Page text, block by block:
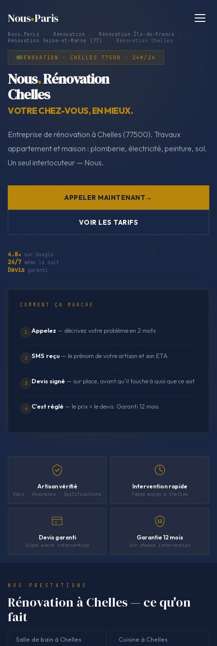
Nous Paris
Nous.Paris Rénovation Rénovation Île-de-France
Rénovation Seine-et-Marne (77)
Rénovation Chelles
RÉNOVATION · CHELLES 77500 · 24H/24
Nous.Rénovation
Chelles
VOTRE CHEZ-VOUS, EN MIEUX.
Entreprise de rénovation à Chelles (77500). Travaux
appartement et maison : plomberie, électricité, peinture, sol.
Un seul interlocuteur — Nous.
APPELER MAINTENANT
VOIR LES TARIFS
4.8★ sur Google
24/7 même la nuit
Devis garanti
COMMENT ÇA MARCHE
1 Appelez — décrivez votre problème en 2 mots
2 SMS reçu — le prénom de votre artisan et son ETA
3 Devis signé — sur place, avant qu'il touche à quoi que ce soit
4 C'est réglé — le prix = le devis. Garanti 12 mois.
Artisan vérifié
Kbis · Assurance · Qualifications
Intervention rapide
Temps moyen à Chelles
Devis garanti
Signé avant intervention
12
Garantie 12 mois
Sur chaque intervention
NOS PRESTATIONS
Rénovation à Chelles — ce qu'on
fait
Salle de bain à Chelles Cuisine à Chelles